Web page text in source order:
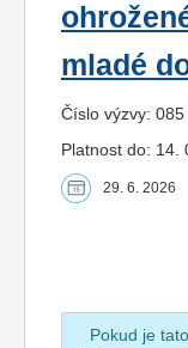
mladé
Číslo výzvy: 085
Platnost do: 14.
29. 6. 2026
Pokud je